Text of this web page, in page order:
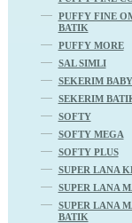
PUFFY FINE
BATIK
PUFFY MORE
SAL SIMLI
SEKERIM
SEKERIM
SOFTY
SOFTY MEGA
SOFTY PLUS
SUPER LANA
SUPER LANA
SUPER LANA
BATIK